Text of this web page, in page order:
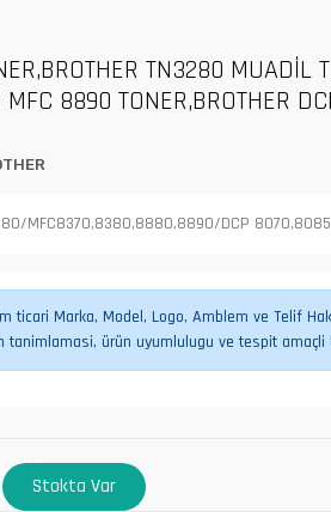
TN3280 MUADİL
8890 TONER,BROTHER
MFC8370,8380,8880,8890/DCP 8070,8085
ticari Marka, Model, Logo, Amblem ve Telif
tanimlamasi, ürün uyumlulugu ve tespit amaçli
Stokta Var